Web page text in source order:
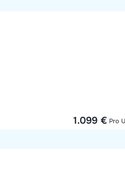
1.099 € Pro